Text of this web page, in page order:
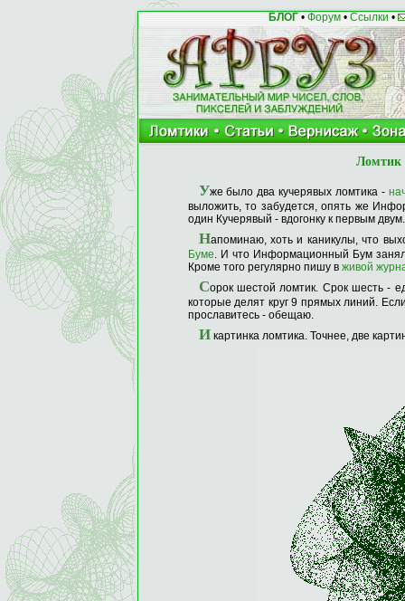
БЛОГ• Форум• Ссылки •
Ломтик
Уже было два кучерявых ломтика -
выложить, то забудется, опять же
один Кучерявый - вдогонку к первым двум.
Напоминаю, хоть и каникулы, что
Буме. И что Информационный Бум занял
Кроме того регулярно пишу в живой
Сорок шестой ломтик. Срок шесть -
которые делят круг 9 прямых линий.
прославитесь - обещаю.
Икартинка ломтика. Точнее, две